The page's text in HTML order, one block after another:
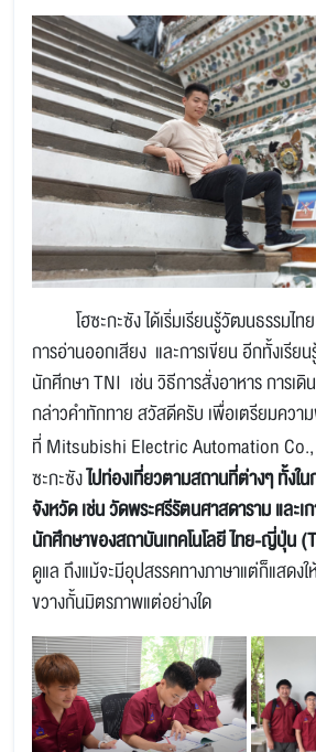
โฮซะกะซัง ได้เริ่มเรียนรู้วัฒนธรรมไทย
การอ่านออกเสียง และการเขียน อีกทั้งเรีย
นักศีกษาTNI เช่น วิธีการสั่งอาหาร การเดิ
กล่าวคำทักทาย สวัสดีครับ เพื่อเตรียมควา
ที่ Mitsubishi Electric Automation
ซะกะซังไปท่องเที่ยวตามสถานที่ต่างๆ ทั้งใ
จังหวัดเช่นวัดพระศรีรัตนศาสดาราม และเ
นักศึกษาของสถาบันเทคโนโลยี ไทย-ญี่ปุ่น
ดูแล ถึงแม้จะมีอุปสรรคทางภาษาแต่ก็แสดงใ
ขวางกั้นมิตรภาพแต่อย่างใด